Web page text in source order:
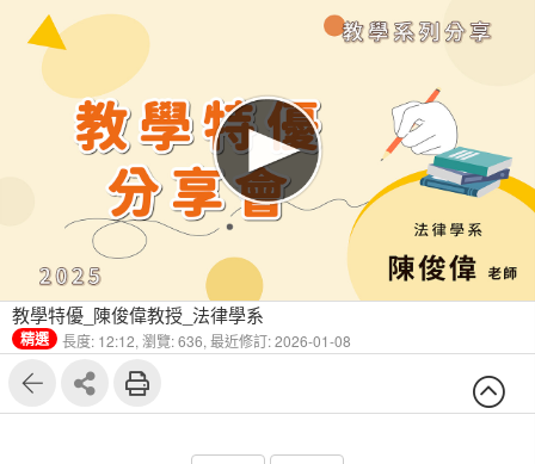
教學特優_陳俊偉教授_法律學系
精選 長度: 12:12, 瀏覽: 636, 最近修訂: 2026-01-08